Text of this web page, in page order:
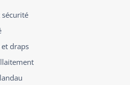
sécurité
draps